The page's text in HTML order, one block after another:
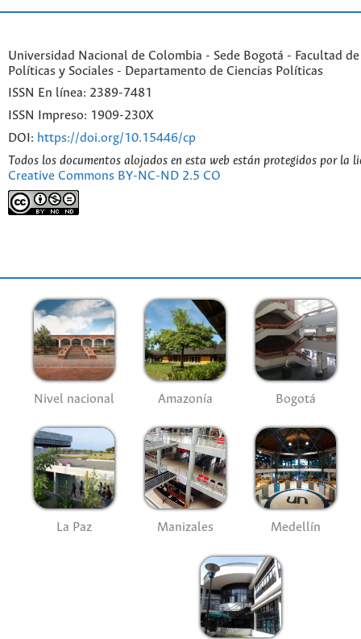
Universidad Nacional de Colombia - Sede Bogotá - Facultad
Políticas y Sociales - Departamento de Ciencias Políticas
ISSN En línea: 2389-7481
ISSN Impreso: 1909-230X
DOI: https://doi.org/10.15446/cp
Todos los documentos alojados en esta web están protegidos por la
Creative Commons BY-NC-ND 2.5 CO
Nivel nacional Amazonía Bogotá
La Paz Manizales Medellín